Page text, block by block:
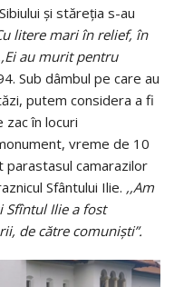
şi stăreţia s-au
litere mari în relief, în
au murit pentru
Sub dâmbul pe care au
putem considera a fi
în locuri
vreme de 10
parastasul camarazilor
Sfântului Ilie. ,,Am
Sfîntul Ilie a fost
de către comunişti”.